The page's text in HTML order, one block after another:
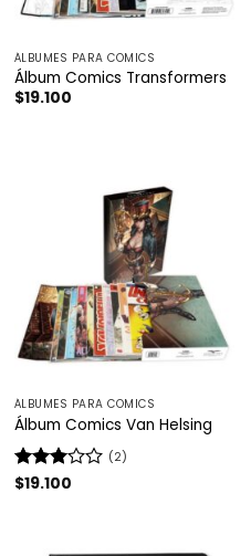
ÁLBUMES PARA COMICS
Álbum Comics Transformers
$19.100
ÁLBUMES PARA COMICS
Álbum Comics Van Helsing
Valorado
(2)
$19.100